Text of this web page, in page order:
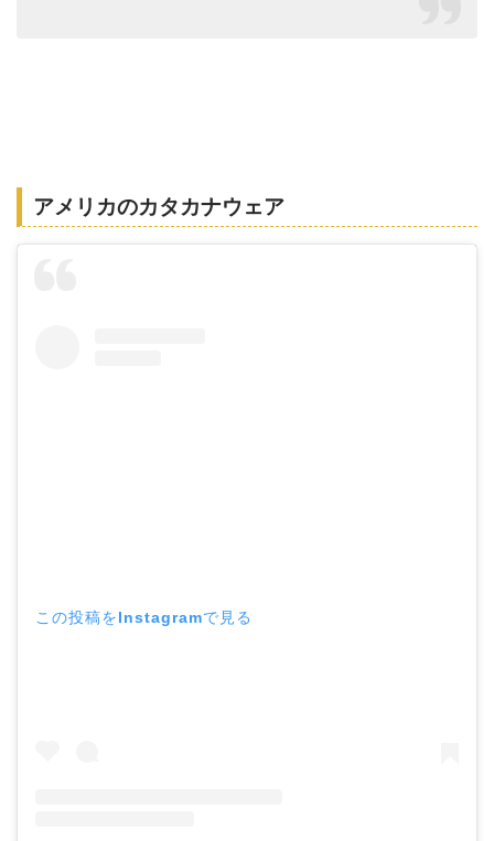
アメリカのカタカナウェア
この投稿をInstagramで見る